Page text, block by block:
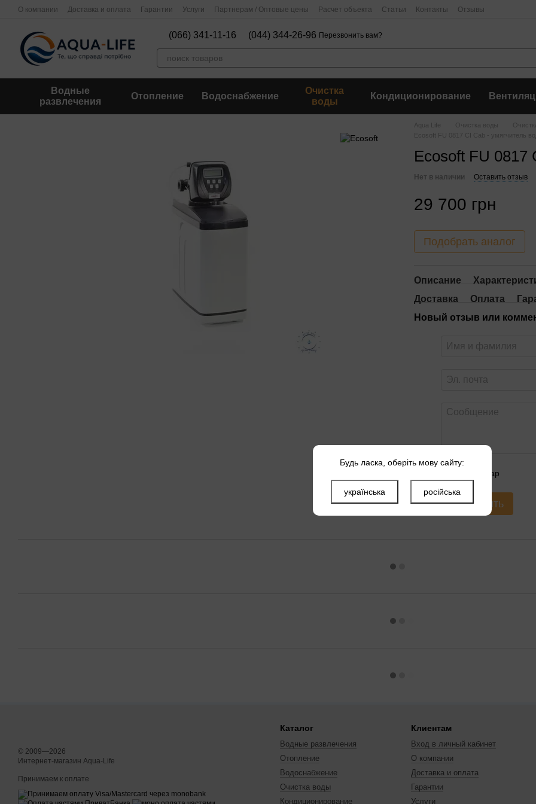
Перейти к основному контенту
О компании Доставка и оплата Гарантии Услуги Партнерам / Оптовые цены Расчет объекта Статьи Контакты Отзывы
(066) 341-11-16 (044) 344-26-96 Перезвонить вам?
Водные
развлечения
Отопление Водоснабжение
Очистка
воды
Кондиционирование
Aqua Life Очистка воды
Ecosoft FU 0817 CI Cab - умягчитель
Ecosoft FU 0817
Нет в наличии Оставить отзыв
29 700 грн
Подобрать аналог
Описание
Доставка
Оплата
Новый отзыв или
Оцените товар
Отправить
© 2009—2026
Интернет-магазин Aqua-Life
Принимаем к оплате
Каталог
Водные развлечения
Отопление
Водоснабжение
Очистка воды
Кондиционирование
Клиентам
Вход в личный кабинет
О компании
Доставка и оплата
Гарантии
Услуги
Будь ласка, оберіть мову сайту:
українська російська